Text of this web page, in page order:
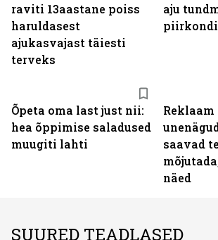
raviti 13aastane poiss
haruldasest
ajukasvajast täiesti
terveks
aju
piirkondi
Õpeta oma last just nii:
hea õppimise saladused
muugiti lahti
Reklaam
saavad
näed
SUURED TEADLASED